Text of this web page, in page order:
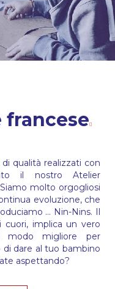
francese
qualità realizzati con
il nostro Atelier
molto orgogliosi
evoluzione, che
... Nin-Nins. Il
cuori, implica un vero
migliore per
dare al tuo bambino
aspettando?